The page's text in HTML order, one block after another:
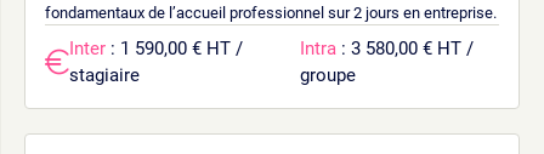
fondamentaux de l’accueil professionnel sur 2 jours en entreprise.
Inter : 1 590,00 € HT /
stagiaire
Intra : 3 580,00 € HT /
groupe